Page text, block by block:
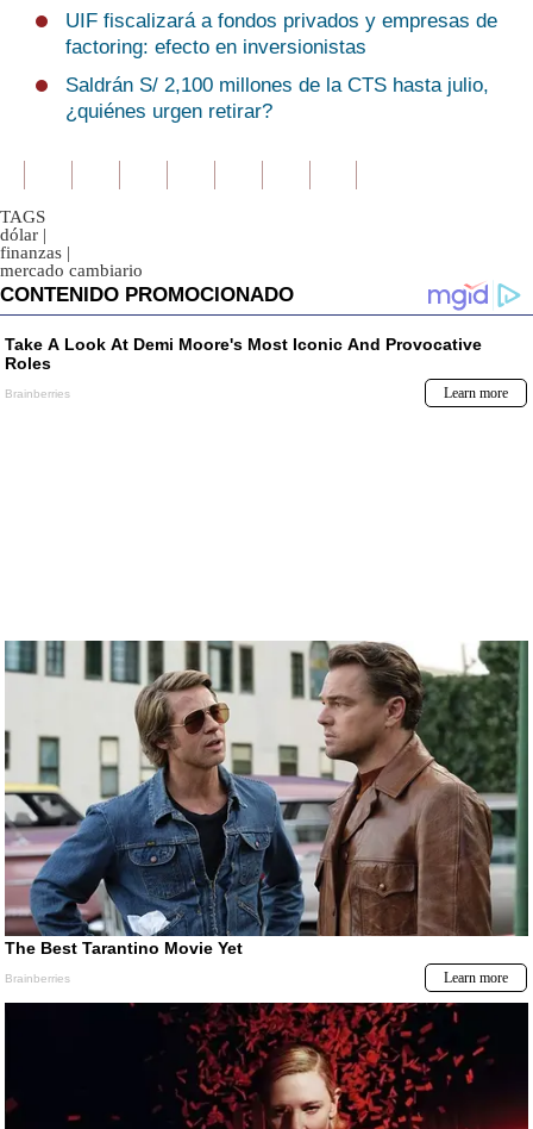
UIF fiscalizará a fondos privados y empresas de
factoring: efecto en inversionistas
Saldrán S/ 2,100 millones de la CTS hasta julio,
¿quiénes urgen retirar?
TAGS
dólar |
finanzas |
mercado cambiario